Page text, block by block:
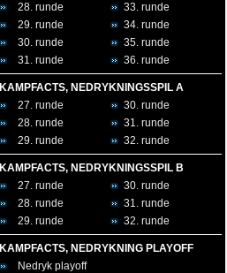
28. runde
33. runde
29. runde
34. runde
30. runde
35. runde
31. runde
36. runde
KAMPFACTS, NEDRYKNINGSSPIL A
27. runde
30. runde
28. runde
31. runde
29. runde
32. runde
KAMPFACTS, NEDRYKNINGSSPIL B
27. runde
30. runde
28. runde
31. runde
29. runde
32. runde
KAMPFACTS, NEDRYKNING PLAYOFF
Nedryk playoff